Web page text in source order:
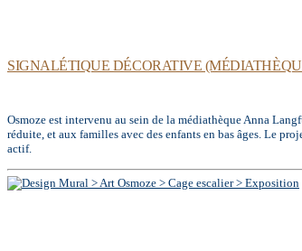
SIGNALÉTIQUE DÉCORATIVE
Osmoze est intervenu au sein de la médiathèque Anna
réduite, et aux familles avec des enfants en bas âges. Le
actif.